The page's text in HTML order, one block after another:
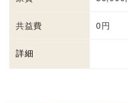
共益費 0円
詳細